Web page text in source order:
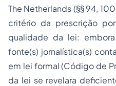
The Netherlands(§§ 94,
critério da prescrição
qualidade da lei:
fonte(s) jornalística(s)
em lei formal(Código de
da lei se revelara